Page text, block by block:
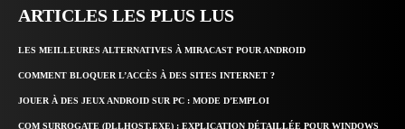
ARTICLES LES PLUS LUS
LES MEILLEURES ALTERNATIVES À MIRACAST POUR ANDROID
COMMENT BLOQUER L’ACCÈS À DES SITES INTERNET ?
JOUER À DES JEUX ANDROID SUR PC : MODE D’EMPLOI
COM SURROGATE (DLLHOST.EXE) : EXPLICATION DÉTAILLÉE POUR WINDOWS